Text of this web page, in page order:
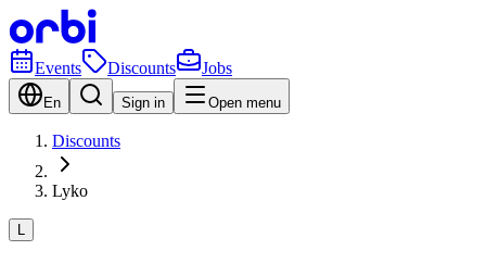
Events Discounts Jobs
En Sign in Open menu
Discounts
Lyko
L